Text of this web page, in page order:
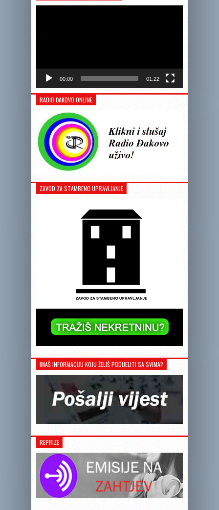
00:00 01:22
RADIO ĐAKOVO ONLINE
ZAVOD ZA STAMBENO UPRAVLJANJE
IMAŠ INFORMACIJU KOJU ŽELIŠ PODIJELITI SA SVIMA?
REPRIZE